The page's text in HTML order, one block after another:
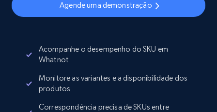
Agende uma demonstração
Acompanhe o desempenho do SKU em
Whatnot
Monitore as variantes e a disponibilidade dos
produtos
Correspondência precisa de SKUs entre